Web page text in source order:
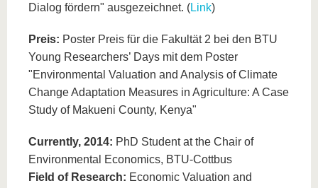
Dialog fördern" ausgezeichnet. (Link)
Preis: Poster Preis für die Fakultät 2 bei den BTU
Young Researchers’ Days mit dem Poster
"Environmental Valuation and Analysis of Climate
Change Adaptation Measures in Agriculture: A Case
Study of Makueni County, Kenya"
Currently, 2014: PhD Student at the Chair of
Environmental Economics, BTU-Cottbus
Field of Research: Economic Valuation and